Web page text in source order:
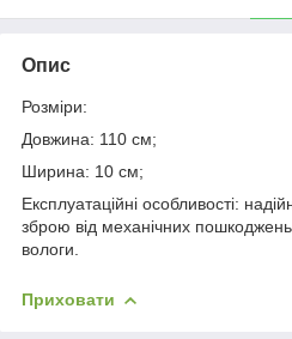
Опис
Розміри:
Довжина: 110 см;
Ширина: 10 см;
Експлуатаційні особливості:
зброю від механічних
вологи.
Приховати